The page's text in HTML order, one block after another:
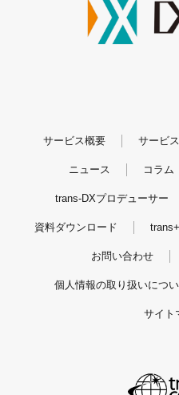
サービス概要 サービス
ニュース コラム
trans-DXプロデューサー
資料ダウンロード
お問い合わせ
個人情報の取り扱いにつ
サイト